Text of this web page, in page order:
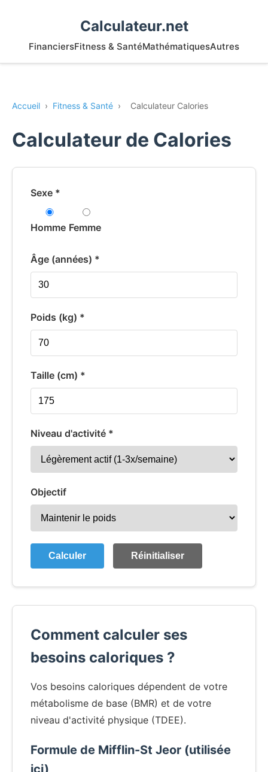
Calculateur.net
FinanciersFitness & SantéMathématiquesAutres
Accueil › Fitness & Santé › Calculateur Calories
Calculateur de Calories
Sexe *
Homme Femme
Âge (années) *
Poids (kg) *
Taille (cm) *
Niveau d'activité *
Objectif
Calculer Réinitialiser
Comment calculer ses
besoins caloriques ?
Vos besoins caloriques dépendent de votre
métabolisme de base (BMR) et de votre
niveau d'activité physique (TDEE).
Formule de Mifflin-St Jeor (utilisée
ici)